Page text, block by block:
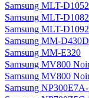
Samsung MLT-
Samsung MLT-
Samsung MLT-
Samsung MM-D430D
Samsung MM-E320
Samsung MV800
Samsung MV800
Samsung